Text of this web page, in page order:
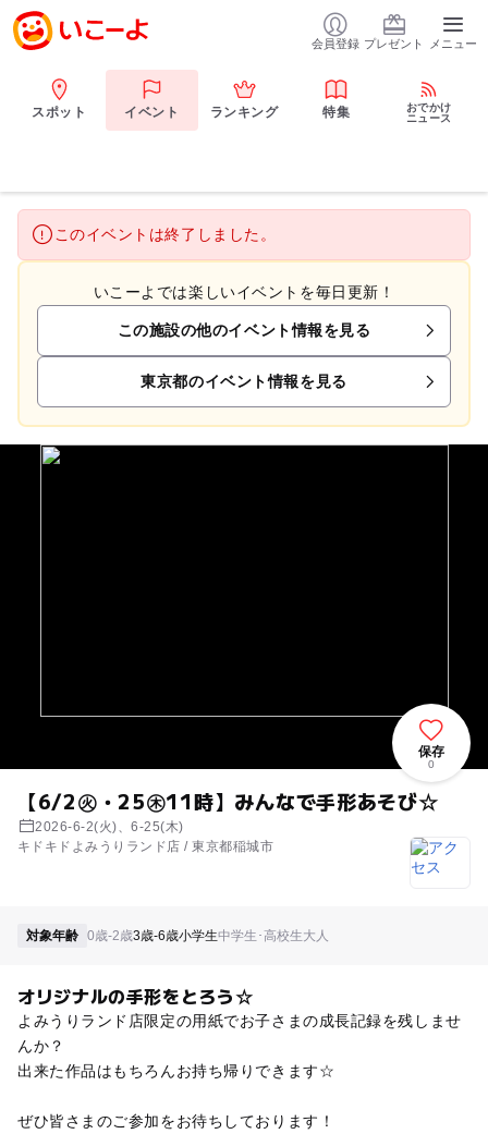
会員登録 プレゼント メニュー
スポット イベント ランキング 特集
おでかけ
ニュース
このイベントは終了しました。
いこーよでは楽しいイベントを毎日更新！
この施設の他のイベント情報を見る
東京都のイベント情報を見る
【6/2㊋・25㊍11時】みんなで手形あそび☆
2026-6-2(火)、6-25(木)
キドキドよみうりランド店 / 東京都稲城市
保存
0
対象年齢 0歳-2歳3歳-6歳小学生中学生･高校生大人
オリジナルの手形をとろう☆
よみうりランド店限定の用紙でお子さまの成長記録を残しませ
んか？
出来た作品はもちろんお持ち帰りできます☆
ぜひ皆さまのご参加をお待ちしております！